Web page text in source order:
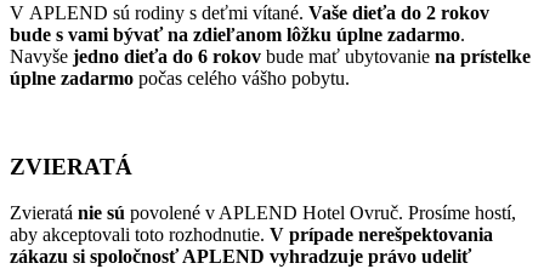
V APLEND sú rodiny s deťmi vítané. Vaše dieťa do 2 rokov
bude s vami bývať na zdieľanom lôžku úplne zadarmo.
Navyše jedno dieťa do 6 rokov bude mať ubytovanie na prístelke
úplne zadarmo počas celého vášho pobytu.
ZVIERATÁ
Zvieratá nie sú povolené v APLEND Hotel Ovruč. Prosíme hostí,
aby akceptovali toto rozhodnutie. V prípade nerešpektovania
zákazu si spoločnosť APLEND vyhradzuje právo udeliť